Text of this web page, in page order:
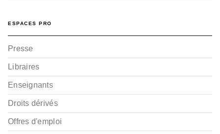
ESPACES PRO
Presse
Libraires
Enseignants
Droits dérivés
Offres d'emploi